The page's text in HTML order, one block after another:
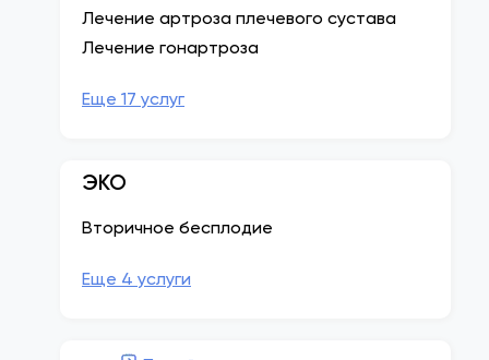
Лечение артроза плечевого сустава
Лечение гонартроза
Eще 17 услуг
ЭКО
Вторичное бесплодие
Eще 4 услуги